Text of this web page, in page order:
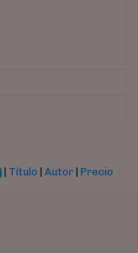
Título |Autor |Precio